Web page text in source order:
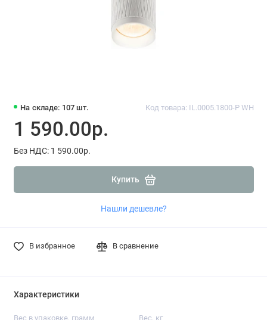
На складе: 107 шт. Код товара: IL.0005.1800-P WH
1 590.00р.
Без НДС: 1 590.00р.
Купить
Нашли дешевле?
В избранное В сравнение
Характеристики
Вес в упаковке, грамм Вес, кг